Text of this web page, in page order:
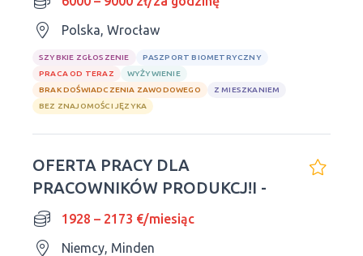
Polska, Wrocław
SZYBKIE ZGŁOSZENIE
PASZPORT BIOMETRYCZNY
PRACA OD TERAZ
WYŻYWIENIE
BRAK DOŚWIADCZENIA ZAWODOWEGO
Z MIESZKANIEM
BEZ ZNAJOMOŚCI JĘZYKA
OFERTA PRACY DLA
PRACOWNIKÓW PRODUKCJ!I -
1928 – 2173 €/miesiąc
Niemcy, Minden